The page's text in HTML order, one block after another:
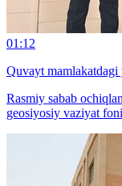
01:12
Quvayt
Rasmiy sabab
geosiyosiy vaziyat